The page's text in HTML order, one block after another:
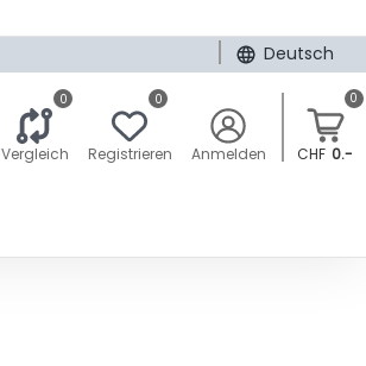
Deutsch
0
Vergleich
0
Registrieren Anmelden
0
CHF 0.-